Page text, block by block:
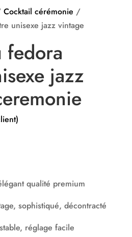
Cocktail cérémonie /
unisexe jazz vintage
fedora
jazz
qualité premium
sophistiqué, décontracté
réglage facile